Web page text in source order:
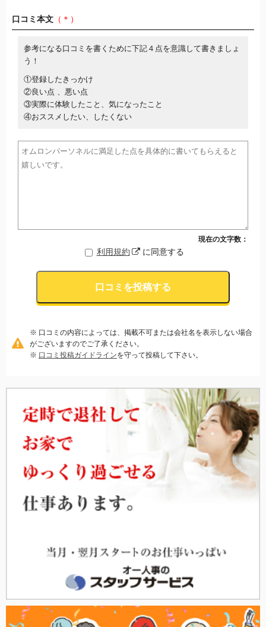
口コミ本文 （＊）
参考になる口コミを書くために下記４点を意識して書きましょ
う！
①登録したきっかけ
②良い点 、悪い点
③実際に体験したこと、気になったこと
④おススメしたい、したくない
現在の文字数：
利用規約 に同意する
口コミを投稿する
※ 口コミの内容によっては、掲載不可または会社名を表示しない場合
がございますのでご了承ください。
※ 口コミ投稿ガイドラインを守って投稿して下さい。